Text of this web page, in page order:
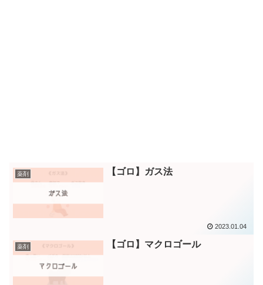
薬剤 【ゴロ】ガス法
2023.01.04
薬剤 【ゴロ】マクロゴール